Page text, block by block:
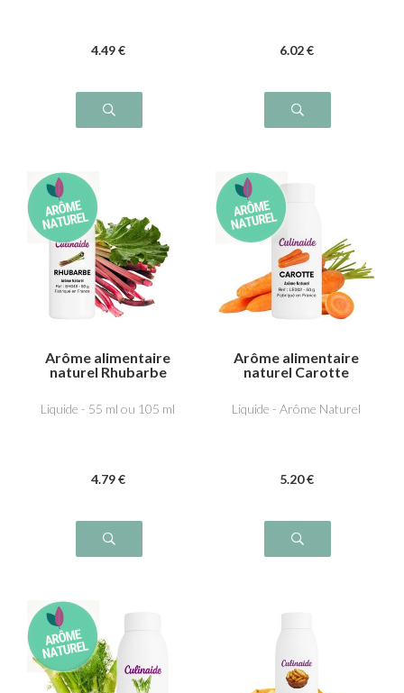
4.49 € 6.02 €
Arôme alimentaire
naturel Rhubarbe
Liquide - 55 ml ou 105 ml
4.79 €
Arôme alimentaire
naturel Carotte
Liquide - Arôme Naturel
5.20 €